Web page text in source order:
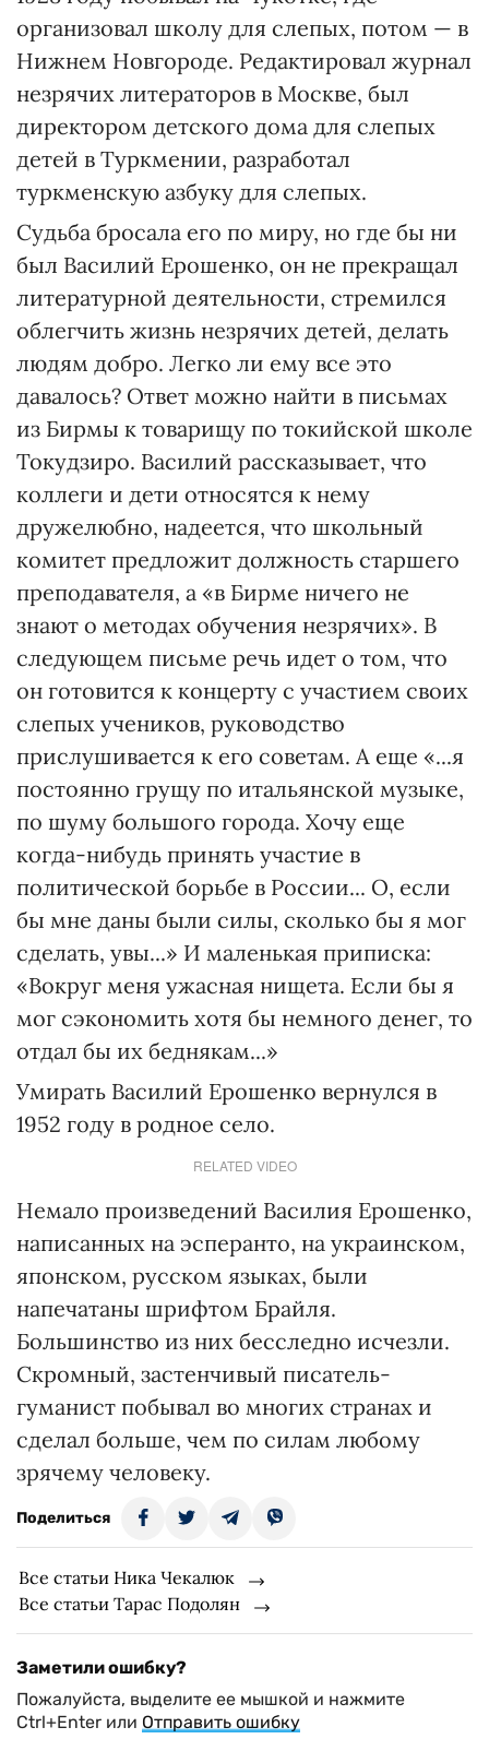
организовал школу для слепых, потом — в
Нижнем Новгороде. Редактировал журнал
незрячих литераторов в Москве, был
директором детского дома для слепых
детей в Туркмении, разработал
туркменскую азбуку для слепых.
Судьба бросала его по миру, но где бы ни
был Василий Ерошенко, он не прекращал
литературной деятельности, стремился
облегчить жизнь незрячих детей, делать
людям добро. Легко ли ему все это
давалось? Ответ можно найти в письмах
из Бирмы к товарищу по токийской школе
Токудзиро. Василий рассказывает, что
коллеги и дети относятся к нему
дружелюбно, надеется, что школьный
комитет предложит должность старшего
преподавателя, а «в Бирме ничего не
знают о методах обучения незрячих». В
следующем письме речь идет о том, что
он готовится к концерту с участием своих
слепых учеников, руководство
прислушивается к его советам. А еще «...я
постоянно грущу по итальянской музыке,
по шуму большого города. Хочу еще
когда-нибудь принять участие в
политической борьбе в России... О, если
бы мне даны были силы, сколько бы я мог
сделать, увы...» И маленькая приписка:
«Вокруг меня ужасная нищета. Если бы я
мог сэкономить хотя бы немного денег, то
отдал бы их беднякам...»
Умирать Василий Ерошенко вернулся в
1952 году в родное село.
RELATED VIDEO
Немало произведений Василия Ерошенко,
написанных на эсперанто, на украинском,
японском, русском языках, были
напечатаны шрифтом Брайля.
Большинство из них бесследно исчезли.
Скромный, застенчивый писатель-
гуманист побывал во многих странах и
сделал больше, чем по силам любому
зрячему человеку.
Поделиться
Все статьи Ника Чекалюк
Все статьи Тарас Подолян
Заметили ошибку?
Пожалуйста, выделите ее мышкой и нажмите
Ctrl+Enter или Отправить ошибку